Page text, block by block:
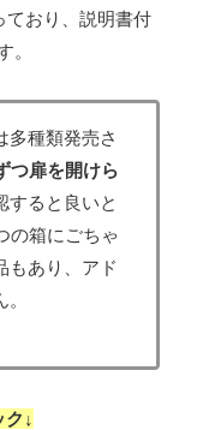
ており、説明書付
。
多種類発売さ
つ扉を開けら
すると良いと
の箱にごちゃ
もあり、アド
ク↓